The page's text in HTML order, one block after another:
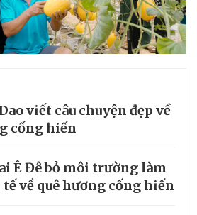
viết câu chuyện đẹp về
cống hiến
Ê Đê bỏ môi trường làm
tế về quê hương cống hiến